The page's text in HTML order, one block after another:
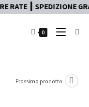
0
Prossimo prodotto